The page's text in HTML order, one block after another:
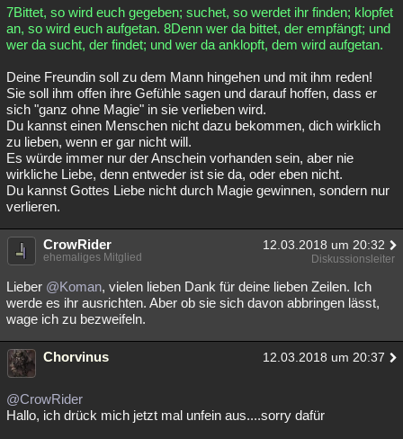
7Bittet, so wird euch gegeben; suchet, so werdet ihr finden; klopfet
an, so wird euch aufgetan. 8Denn wer da bittet, der empfängt; und
wer da sucht, der findet; und wer da anklopft, dem wird aufgetan.
Deine Freundin soll zu dem Mann hingehen und mit ihm reden!
Sie soll ihm offen ihre Gefühle sagen und darauf hoffen, dass er
sich "ganz ohne Magie" in sie verlieben wird.
Du kannst einen Menschen nicht dazu bekommen, dich wirklich
zu lieben, wenn er gar nicht will.
Es würde immer nur der Anschein vorhanden sein, aber nie
wirkliche Liebe, denn entweder ist sie da, oder eben nicht.
Du kannst Gottes Liebe nicht durch Magie gewinnen, sondern nur
verlieren.
CrowRider 12.03.2018 um 20:32
ehemaliges Mitglied Diskussionsleiter
Lieber @Koman, vielen lieben Dank für deine lieben Zeilen. Ich
werde es ihr ausrichten. Aber ob sie sich davon abbringen lässt,
wage ich zu bezweifeln.
Chorvinus 12.03.2018 um 20:37
@CrowRider
Hallo, ich drück mich jetzt mal unfein aus....sorry dafür